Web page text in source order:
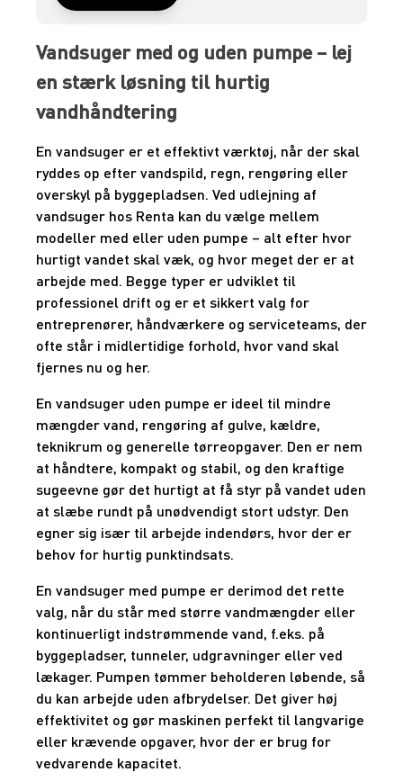
Vandsuger med og uden pumpe – lej
en stærk løsning til hurtig
vandhåndtering
En vandsuger er et effektivt værktøj, når der skal
ryddes op efter vandspild, regn, rengøring eller
overskyl på byggepladsen. Ved udlejning af
vandsuger hos Renta kan du vælge mellem
modeller med eller uden pumpe – alt efter hvor
hurtigt vandet skal væk, og hvor meget der er at
arbejde med. Begge typer er udviklet til
professionel drift og er et sikkert valg for
entreprenører, håndværkere og serviceteams, der
ofte står i midlertidige forhold, hvor vand skal
fjernes nu og her.
En vandsuger uden pumpe er ideel til mindre
mængder vand, rengøring af gulve, kældre,
teknikrum og generelle tørreopgaver. Den er nem
at håndtere, kompakt og stabil, og den kraftige
sugeevne gør det hurtigt at få styr på vandet uden
at slæbe rundt på unødvendigt stort udstyr. Den
egner sig især til arbejde indendørs, hvor der er
behov for hurtig punktindsats.
En vandsuger med pumpe er derimod det rette
valg, når du står med større vandmængder eller
kontinuerligt indstrømmende vand, f.eks. på
byggepladser, tunneler, udgravninger eller ved
lækager. Pumpen tømmer beholderen løbende, så
du kan arbejde uden afbrydelser. Det giver høj
effektivitet og gør maskinen perfekt til langvarige
eller krævende opgaver, hvor der er brug for
vedvarende kapacitet.